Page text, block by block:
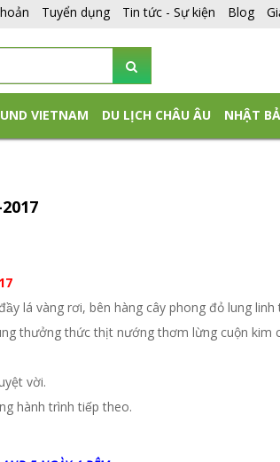
Tuyển dụng Tin tức - Sự kiện Blog
VIETNAM DU LỊCH CHÂU ÂU NHẬT
lá vàng rơi, bên hàng cây phong đỏ lung linh
thưởng thức thịt nướng thơm lừng cuộn kim
vời.
hành trình tiếp theo.